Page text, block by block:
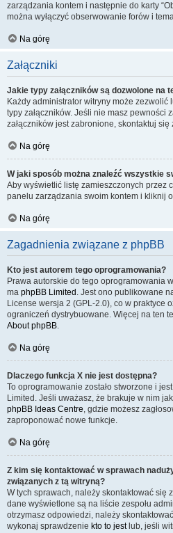
zarządzania kontem i następnie do karty
można wyłączyć obserwowanie forów i
Na górę
Załączniki
Jakie typy załączników są dozwolone na
Każdy administrator witryny może
typy załączników. Jeśli nie masz pewności
załączników jest zabronione, skontaktuj
Na górę
W jaki sposób można znaleźć wszystkie
Aby wyświetlić listę zamieszczonych przez
panelu zarządzania swoim kontem i kliknij
Na górę
Zagadnienia związane z phpBB
Kto jest autorem tego oprogramowania?
Prawa autorskie do tego oprogramowania
ma phpBB Limited . Jest ono publikowane
License wersja 2 (GPL-2.0), co w praktyce
ograniczeń dystrybuowane. Więcej na ten
About phpBB.
Na górę
Dlaczego funkcja X nie jest dostępna?
To oprogramowanie zostało stworzone i
Limited. Jeśli uważasz, że brakuje w nim
phpBB Ideas Centre, gdzie możesz
zaproponować nowe funkcje.
Na górę
Z kim się kontaktować w sprawach
związanych z tą witryną?
W tych sprawach, należy skontaktować się
dane wyświetlone są na liście zespołu
otrzymasz odpowiedzi, należy
wykonaj sprawdzenie kto to jestlub, jeśli